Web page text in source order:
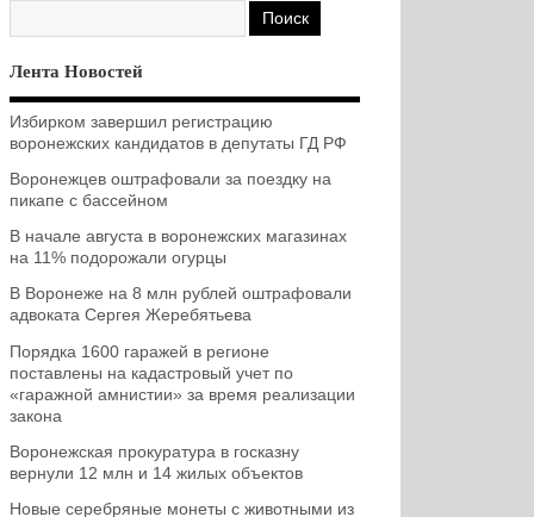
Лента Новостей
Избирком завершил регистрацию
воронежских кандидатов в депутаты ГД РФ
Воронежцев оштрафовали за поездку на
пикапе с бассейном
В начале августа в воронежских магазинах
на 11% подорожали огурцы
В Воронеже на 8 млн рублей оштрафовали
адвоката Сергея Жеребятьева
Порядка 1600 гаражей в регионе
поставлены на кадастровый учет по
«гаражной амнистии» за время реализации
закона
Воронежская прокуратура в госказну
вернули 12 млн и 14 жилых объектов
Новые серебряные монеты с животными из